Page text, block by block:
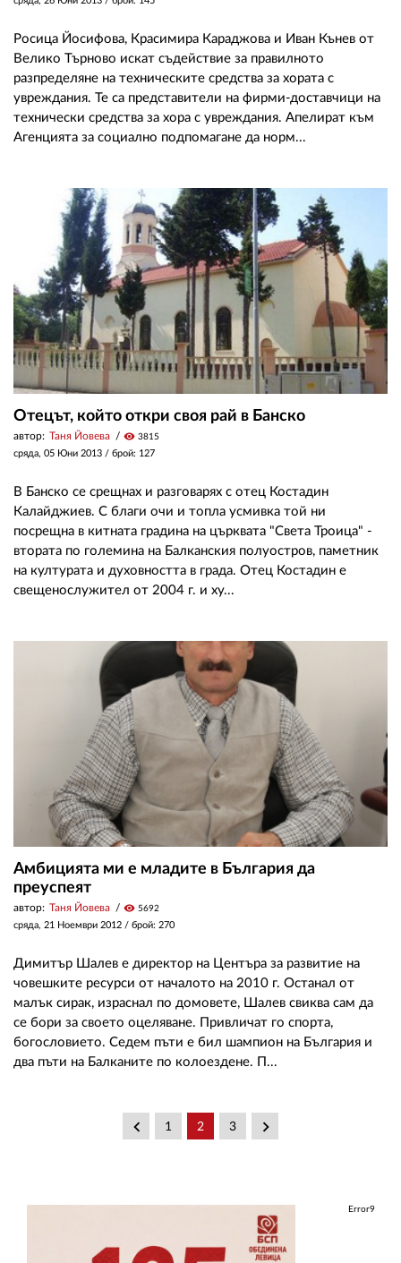
Росица Йосифова, Красимира Караджова и Иван Кънев от
Велико Търново искат съдействие за правилното
разпределяне на техническите средства за хората с
увреждания. Те са представители на фирми-доставчици на
технически средства за хора с увреждания. Апелират към
Агенцията за социално подпомагане да норм...
Отецът, който откри своя рай в Банско
автор: Таня Йовева visibility 3815
сряда, 05 Юни 2013 / брой: 127
В Банско се срещнах и разговарях с отец Костадин
Калайджиев. С благи очи и топла усмивка той ни
посрещна в китната градина на църквата "Света Троица" -
втората по големина на Балканския полуостров, паметник
на културата и духовността в града. Отец Костадин е
свещенослужител от 2004 г. и ху...
Амбицията ми е младите в България да
преуспеят
автор: Таня Йовева visibility 5692
сряда, 21 Ноември 2012 / брой: 270
Димитър Шалев е директор на Центъра за развитие на
човешките ресурси от началото на 2010 г. Останал от
малък сирак, израснал по домовете, Шалев свиква сам да
се бори за своето оцеляване. Привличат го спорта,
богословието. Седем пъти е бил шампион на България и
два пъти на Балканите по колоездене. П...
keyboard_arrow_left 1 2 3 keyboard_arrow_right
Error9